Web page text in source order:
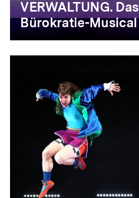
VERWALTUNG. Das
Bürokratie-Musical